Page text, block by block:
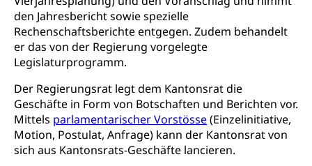
den Jahresbericht sowie spezielle
Rechenschaftsberichte entgegen. Zudem behandelt
er das von der Regierung vorgelegte
Legislaturprogramm.
Der Regierungsrat legt dem Kantonsrat die
Geschäfte in Form von Botschaften und Berichten vor.
Mittels parlamentarischer Vorstösse(Einzelinitiative,
Motion, Postulat, Anfrage) kann der Kantonsrat von
sich aus Kantonsrats-Geschäfte lancieren.
Forschungsförderung, Wissenschaftsmarketing,
Wissenschaft, Forschung, Entwicklung, Projekte
Pilotprojekte Klima
Innovative Projekte Landwirtschaft und
Wald
Projektförderung Universität Luzern unilu
Erwachsenenbildung und Weiterbildung
Umschulung, zweiter Bildungsweg,
Nachdiplomstudium, Zusatzlehre, Höhere
Berufsbildung, Berufsmatura nach Lehre,
Neuorientierung, Grundkompetenzen,
Berufsberatung, Standortbestimmung,
Studienberatung, Beratung und Unterstützung,